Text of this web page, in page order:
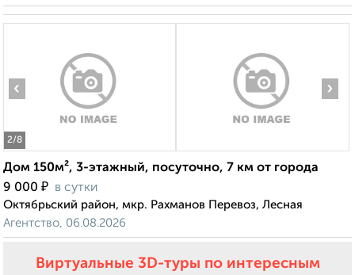
2/8
‹ ›
Дом 150м², 3-этажный, посуточно, 7 км от города
9 000 ₽ в сутки
Октябрьский район, мкр. Рахманов Перевоз, Лесная
Агентство, 06.08.2026
Виртуальные 3D-туры по интересным